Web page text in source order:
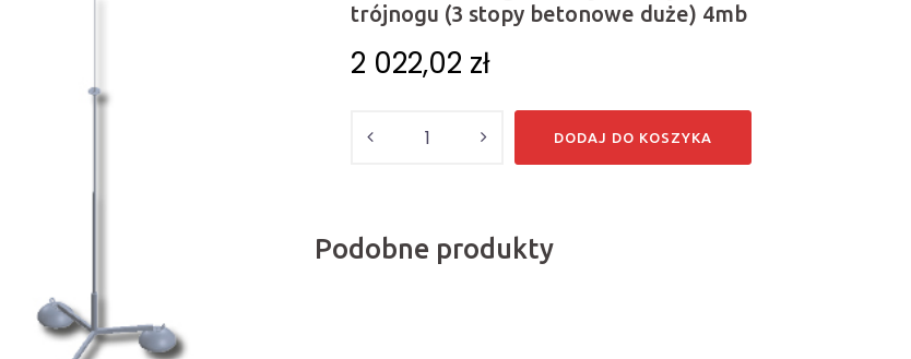
trójnogu (3 stopy betonowe duże) 4mb
2 022,02 zł
DODAJ DO KOSZYKA
Podobne produkty